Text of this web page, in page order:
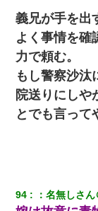
義兄が手を出
よく事情を確
力で頼む。
もし警察沙汰
院送りにしや
とでも言って
94 ：名無しさん